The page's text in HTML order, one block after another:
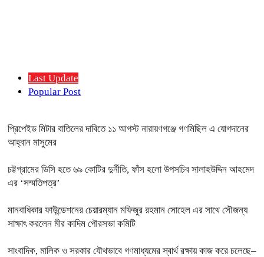
Last Update
Popular Post
প্রিপেইড মিটার বাতিলের দাবিতে ১১ আগস্ট নারায়ণগঞ্জে গণমিছিল এ যোগদানের
আহ্বান মাসুমের
চট্টগ্রামের ডিসি হতে ৬৯ কোটির দুর্নীতি, ফাঁস হলো উপসচিব সালাহউদ্দিন আহমেদ
এর ‘সম্মতিপত্র’
মানবাধিকার ফাউন্ডেশনের চেয়ারম্যান মফিজুর রহমান সোহেল এর সাথে সৌজন্য
সাক্ষাৎ করলেন মীর কাদিম পৌরসভা কমিটি
সাংবাদিক, মালিক ও সরকার যৌথভাবে গণমাধ্যমের স্বার্থ রক্ষায় কাজ করে চলেছে–